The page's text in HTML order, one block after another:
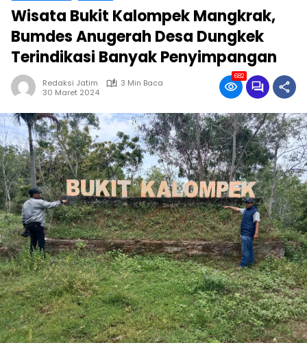
Wisata Bukit Kalompek Mangkrak,
Bumdes Anugerah Desa Dungkek
Terindikasi Banyak Penyimpangan
Redaksi Jatim
3 Min Baca
30 Maret 2024
682